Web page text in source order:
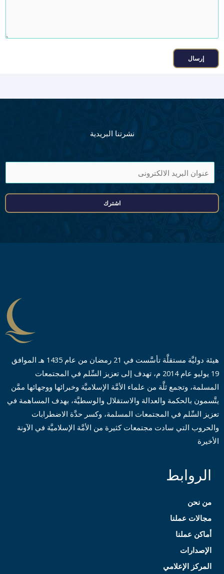
إرسال
نشرتنا البريدية
ی
م
اشترك
هيئة دوليَّة مستقلَّة تأسَّست في 21 رمضان من عام 1435 هـ الموافق
19 يوليو عام 2014 م، تهدف إلى تعزيز السِّلم في المجتمعات
المسلمة، وتجمع ثلَّة من علماء الأمَّة الإسلاميَّة وخبرائها ووجهائها ممَّن
يتَّسمون بالحكمة والعدالة والاستقلال والوسطيَّة، بهدف المساهمة في
تعزيز السِّلم في المجتمعات المسلمة، وكسر حدَّة الاضطرابات
والحروب التي سادت مجتمعات كثيرة من الأمَّة الإسلاميَّة في الآونة
الأخيرة
الروابط
من نحن
مجالات عملنا
أماكن عملنا
الإصدارات
المركز الإعلامي